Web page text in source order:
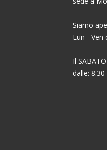
Siamo
Lun - Ven
Il
dalle: 8:30